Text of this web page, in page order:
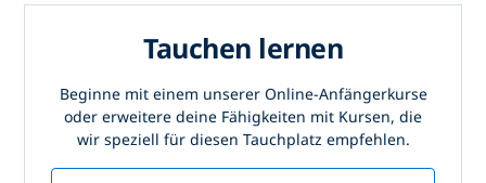
Tauchen lernen
Beginne mit einem unserer Online-Anfängerkurse
oder erweitere deine Fähigkeiten mit Kursen, die
wir speziell für diesen Tauchplatz empfehlen.